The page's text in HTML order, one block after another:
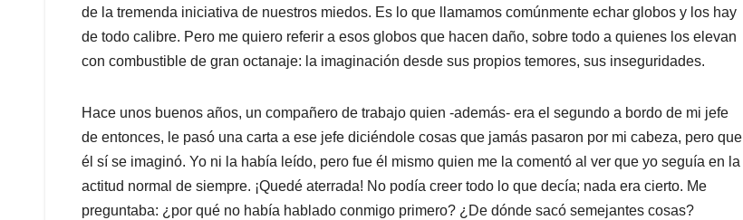
p
p
o
k
I
n
s
de la tremenda iniciativa de nuestros miedos. Es lo que llamamos comúnmente echar globos y los hay
de todo calibre. Pero me quiero referir a esos globos que hacen daño, sobre todo a quienes los elevan
con combustible de gran octanaje: la imaginación desde sus propios temores, sus inseguridades.
Hace unos buenos años, un compañero de trabajo quien -además- era el segundo a bordo de mi jefe
de entonces, le pasó una carta a ese jefe diciéndole cosas que jamás pasaron por mi cabeza, pero que
él sí se imaginó. Yo ni la había leído, pero fue él mismo quien me la comentó al ver que yo seguía en la
actitud normal de siempre. ¡Quedé aterrada! No podía creer todo lo que decía; nada era cierto. Me
preguntaba: ¿por qué no había hablado conmigo primero? ¿De dónde sacó semejantes cosas?